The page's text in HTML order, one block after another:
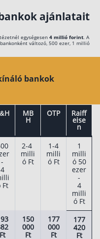
ajánlatait
egységesen 4 millió forint. A
változó, 500 ezer, 1 millió
bankok
MB
H
OTP Raiff
eise
n
-
4
Ft
2-4
milli
ó Ft
1-4
milli
ó Ft
1
milli
ó 50
ezer
-
4
milli
ó Ft
Ft
150
000
Ft
177
000
Ft
177
420
Ft